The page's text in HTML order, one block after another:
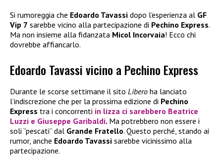
Si rumoreggia che Edoardo Tavassi dopo l’esperienza al GF
Vip 7 sarebbe vicino alla partecipazione di Pechino Express.
Ma non insieme alla fidanzata Micol Incorvaia! Ecco chi
dovrebbe affiancarlo.
Edoardo Tavassi vicino a Pechino Express
Durante le scorse settimane il sito Libero ha lanciato
l’indiscrezione che per la prossima edizione di Pechino
Express tra i concorrenti in lizza ci sarebbero Beatrice
Luzzi e Giuseppe Garibaldi. Ma potrebbero non essere i
soli “pescati” dal Grande Fratello. Questo perché, stando ai
rumor, anche Edoardo Tavassi sarebbe vicinissimo alla
partecipazione.